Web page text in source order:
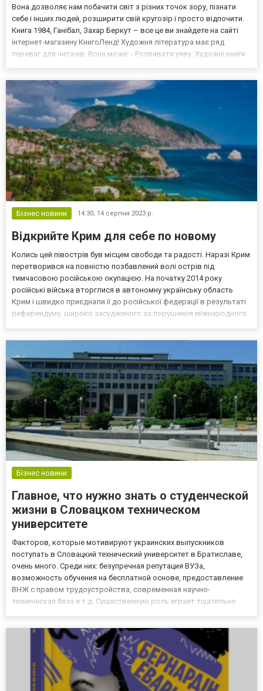
Вона дозволяє нам побачити світ з різних точок зору, пізнати
себе і інших людей, розширити свій кругозір і просто відпочити.
Книга 1984, Ганібал, Захар Беркут – все це ви знайдете на сайті
інтернет-магазину КнигоЛенд! Художня література має ряд
переваг для читачів. Вона може: - Розвивати уяву. Художні книги
Бізнес новини 14:30, 14 серпня 2023 р.
Відкрийте Крим для себе по новому
Колись цей півострів був місцем свободи та радості. Наразі Крим
перетворився на повністю позбавлений волі острів під
тимчасовою російською окупацією. На початку 2014 року
російські війська вторглися в автономну українську область
Крим і швидко приєднали її до російської федерації в результаті
референдуму, широко засудженого за порушення міжнародного
Бізнес новини
Главное, что нужно знать о студенческой
жизни в Словацком техническом
университете
Факторов, которые мотивируют украинских выпускников
поступать в Словацкий технический университет в Братиславе,
очень много. Среди них: безупречная репутация ВУЗа,
возможность обучения на бесплатной основе, предоставление
ВНЖ с правом трудоустройства, современная научно-
техническая база и т.д. Существенную роль играет тщательно
учебного проц...